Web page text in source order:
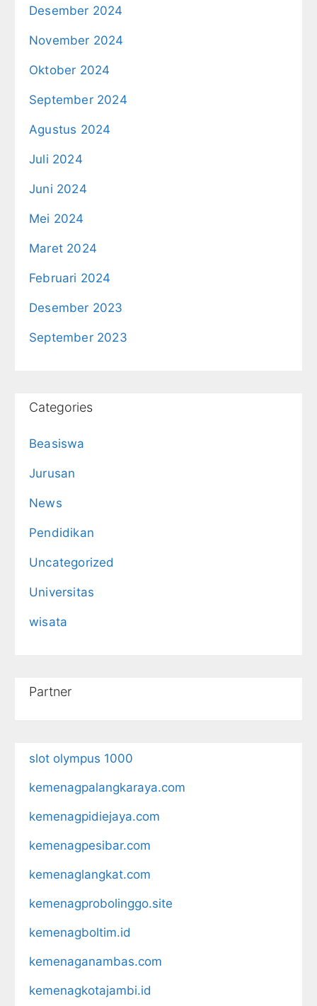
Desember 2024
November 2024
Oktober 2024
September 2024
Agustus 2024
Juli 2024
Juni 2024
Mei 2024
Maret 2024
Februari 2024
Desember 2023
September 2023
Categories
Beasiswa
Jurusan
News
Pendidikan
Uncategorized
Universitas
wisata
Partner
slot olympus 1000
kemenagpalangkaraya.com
kemenagpidiejaya.com
kemenagpesibar.com
kemenaglangkat.com
kemenagprobolinggo.site
kemenagboltim.id
kemenaganambas.com
kemenagkotajambi.id